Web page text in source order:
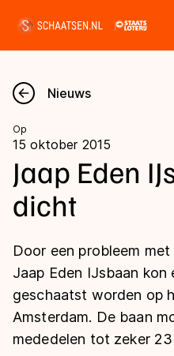
Nieuws
Kalender
Disciplines
Langebaan
Shorttrack
Inlineskaten
Uitslagen
Langebaan
Shorttrack
Marathon
Tijden & historie
Ranglijsten Langebaan
Nieuws
Op
15 oktober 2015
Jaap Eden
dicht
Door een probleem
Jaap Eden IJsbaan
geschaatst worden op
Amsterdam. De baan
mededelen tot zeker